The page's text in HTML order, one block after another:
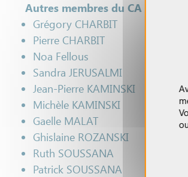
Autres membres du CA
Grégory CHARBIT
Pierre CHARBIT
Noa Fellous
Sandra JERUSALMI
Jean-Pierre KAMINSKI
Michèle KAMINSKI
Gaelle MALAT
Ghislaine ROZANSKI
Ruth SOUSSANA
Patrick SOUSSANA